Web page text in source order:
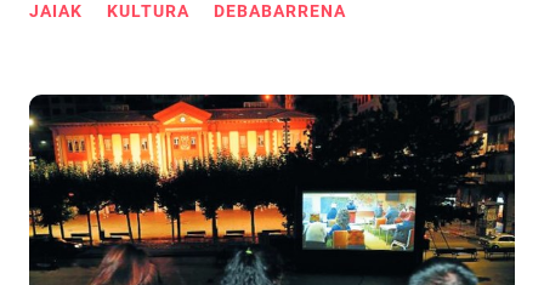
JAIAK KULTURA DEBABARRENA